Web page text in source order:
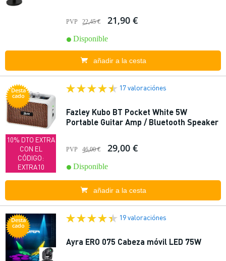
PVP 22,45 € 21,90 €
Disponible
añadir a la cesta
Desta
cado
10% DTO EXTRA
CON EL
CÓDIGO:
EXTRA10
17 valoraciónes
Fazley Kubo BT Pocket White 5W
Portable Guitar Amp / Bluetooth Speaker
PVP 46,00 € 29,00 €
Disponible
añadir a la cesta
Desta
cado
19 valoraciónes
Ayra ERO 075 Cabeza móvil LED 75W